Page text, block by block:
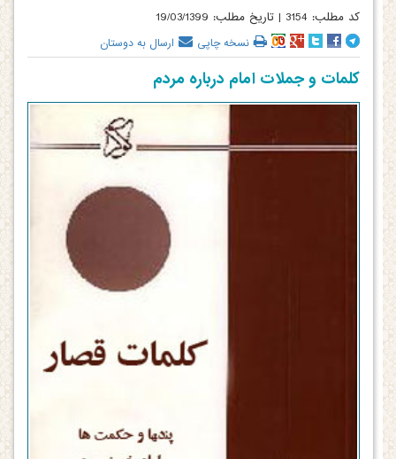
کد مطلب: 3154
| تاریخ مطلب: 19/03/1399
نسخه چاپی ارسال به دوستان
کلمات و جملات امام درباره مردم